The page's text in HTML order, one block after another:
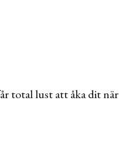
total lust att åka dit när